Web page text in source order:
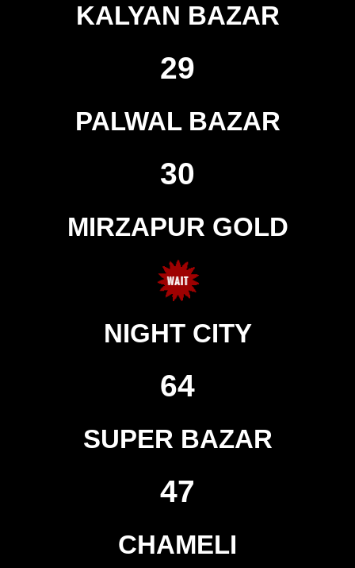
KALYAN BAZAR
29
PALWAL BAZAR
30
MIRZAPUR GOLD
NIGHT CITY
64
SUPER BAZAR
47
CHAMELI